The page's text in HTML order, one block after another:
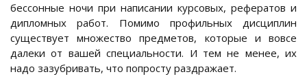
бессонные ночи при написании курсовых, рефератов и
дипломных работ. Помимо профильных дисциплин
существует множество предметов, которые и вовсе
далеки от вашей специальности. И тем не менее, их
надо зазубривать, что попросту раздражает.